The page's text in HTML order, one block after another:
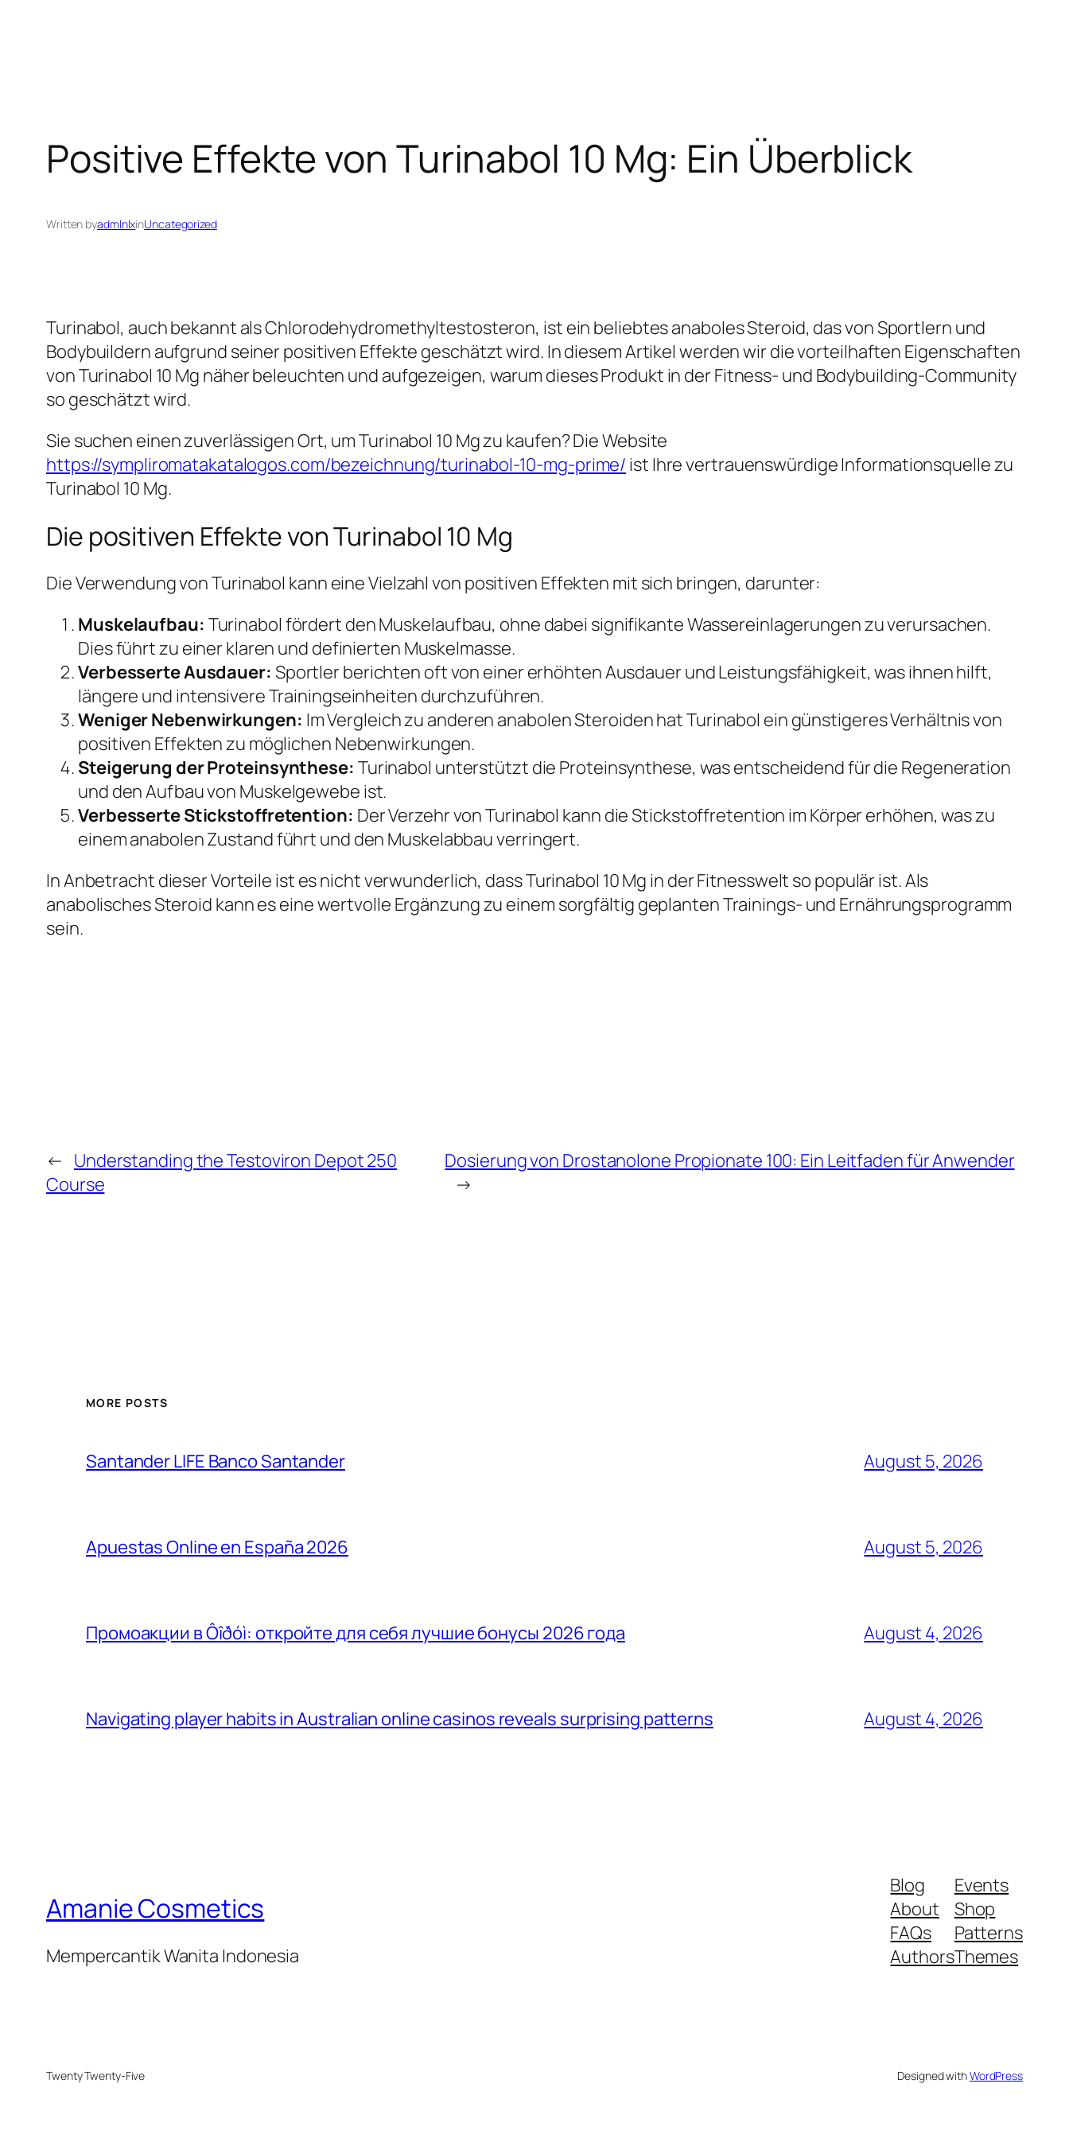
Positive Effekte von Turinabol 10 Mg: Ein Überblick
Written byadmlnlxinUncategorized
Turinabol, auch bekannt als Chlorodehydromethyltestosteron, ist ein beliebtes anaboles Steroid, das von Sportlern und
Bodybuildern aufgrund seiner positiven Effekte geschätzt wird. In diesem Artikel werden wir die vorteilhaften Eigenschaften
von Turinabol 10 Mg näher beleuchten und aufgezeigen, warum dieses Produkt in der Fitness- und Bodybuilding-Community
so geschätzt wird.
Sie suchen einen zuverlässigen Ort, um Turinabol 10 Mg zu kaufen? Die Website
https://sympliromatakatalogos.com/bezeichnung/turinabol-10-mg-prime/ ist Ihre vertrauenswürdige Informationsquelle zu
Turinabol 10 Mg.
Die positiven Effekte von Turinabol 10 Mg
Die Verwendung von Turinabol kann eine Vielzahl von positiven Effekten mit sich bringen, darunter:
Muskelaufbau: Turinabol fördert den Muskelaufbau, ohne dabei signifikante Wassereinlagerungen zu verursachen.
Dies führt zu einer klaren und definierten Muskelmasse.
Verbesserte Ausdauer: Sportler berichten oft von einer erhöhten Ausdauer und Leistungsfähigkeit, was ihnen hilft,
längere und intensivere Trainingseinheiten durchzuführen.
Weniger Nebenwirkungen: Im Vergleich zu anderen anabolen Steroiden hat Turinabol ein günstigeres Verhältnis von
positiven Effekten zu möglichen Nebenwirkungen.
Steigerung der Proteinsynthese: Turinabol unterstützt die Proteinsynthese, was entscheidend für die Regeneration
und den Aufbau von Muskelgewebe ist.
Verbesserte Stickstoffretention: Der Verzehr von Turinabol kann die Stickstoffretention im Körper erhöhen, was zu
einem anabolen Zustand führt und den Muskelabbau verringert.
In Anbetracht dieser Vorteile ist es nicht verwunderlich, dass Turinabol 10 Mg in der Fitnesswelt so populär ist. Als
anabolisches Steroid kann es eine wertvolle Ergänzung zu einem sorgfältig geplanten Trainings- und Ernährungsprogramm
sein.
← Understanding the Testoviron Depot 250
Course
Dosierung von Drostanolone Propionate 100: Ein Leitfaden für Anwender
→
MORE POSTS
Santander LIFE​ Banco Santander August 5, 2026
Apuestas Online en España 2026 August 5, 2026
Промоакции в Ôîðóì: откройте для себя лучшие бонусы 2026 года August 4, 2026
Navigating player habits in Australian online casinos reveals surprising patterns August 4, 2026
Amanie Cosmetics
Mempercantik Wanita Indonesia
Blog
About
FAQs
Authors
Events
Shop
Patterns
Themes
Twenty Twenty-Five Designed withWordPress